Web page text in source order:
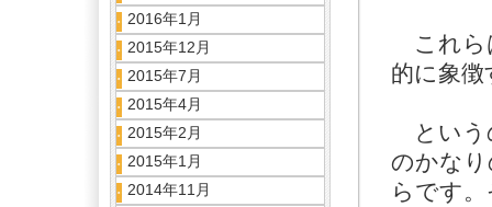
2016年1月
2015年12月
2015年7月
2015年4月
2015年2月
2015年1月
2014年11月
これら
的に象
という
のかな
らです